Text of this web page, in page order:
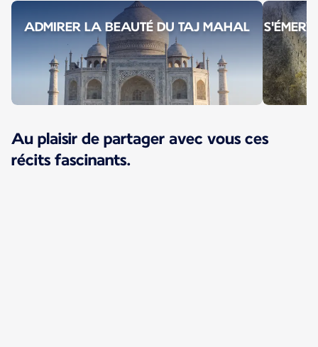
ADMIRER LA BEAUTÉ DU TAJ MAHAL
Au plaisir de partager avec vous ces
récits fascinants.